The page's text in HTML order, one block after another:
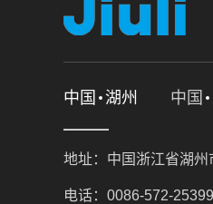
中国 湖州 中国
地址：中国浙江省湖州
电话：0086-572-